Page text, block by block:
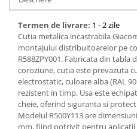
Bucatarie
Mobila bucatarie
Dulapuri si rafturi depozitare
Mese bucatarie si living
Mobilier bucatarie
Termen de livrare: 1 - 2 zile
Cutia metalica incastrabila
montajului distribuitoarelor pe
R588ZPY001. Fabricata din
coroziune, cutia este prevazuta
electrostatic, culoare alba (RAL
rezistent in timp. Usa este
cheie, oferind siguranta si
Modelul R500Y113 are
mm, fiind potrivit pentru aplicatii